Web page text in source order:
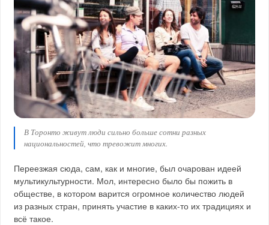
В Торонто живут люди сильно больше сотни разных
национальностей, что тревожит многих.
Переезжая сюда, сам, как и многие, был очарован идеей
мультикультурности. Мол, интересно было бы пожить в
обществе, в котором варится огромное количество людей
из разных стран, принять участие в каких-то их традициях и
всё такое.